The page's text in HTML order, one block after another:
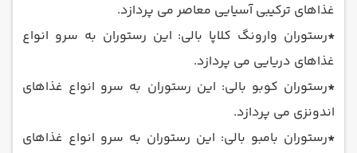
غذاهای ترکیبی آسیایی معاصر می پردازد.
*رستوران وارونگ کلاپا بالی: این رستوران به سرو انواع
غذاهای دریایی می پردازد.
*رستوران کوبو بالی: این رستوران به سرو انواع غذاهای
اندونزی می پردازد.
*رستوران بامبو بالی: این رستوران به سرو انواع غذاهای